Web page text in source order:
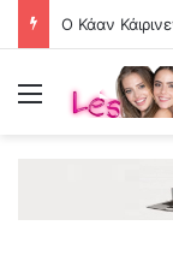
Ο Κάαν
Menu